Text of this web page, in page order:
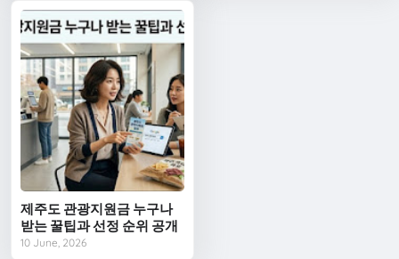
제주도 관광지원금 누구나
받는 꿀팁과 선정 순위 공개
10 June, 2026